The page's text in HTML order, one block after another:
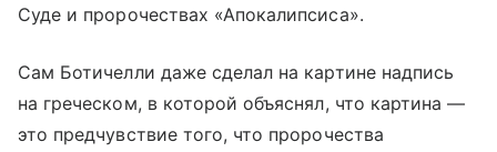
Суде и пророчествах «Апокалипсиса».
Сам Ботичелли даже сделал на картине надпись
на греческом, в которой объяснял, что картина —
это предчувствие того, что пророчества